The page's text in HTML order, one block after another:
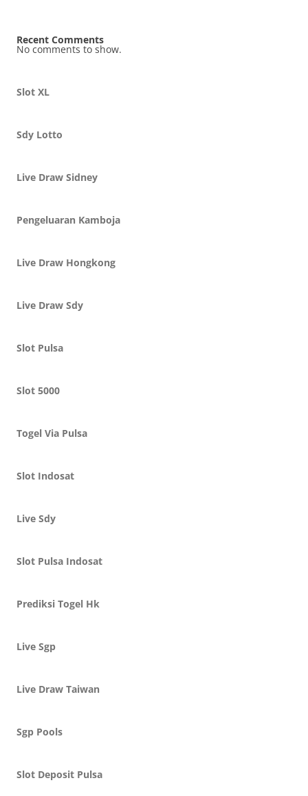
Recent Comments
No comments to show.
Slot XL
Sdy Lotto
Live Draw Sidney
Pengeluaran Kamboja
Live Draw Hongkong
Live Draw Sdy
Slot Pulsa
Slot 5000
Togel Via Pulsa
Slot Indosat
Live Sdy
Slot Pulsa Indosat
Prediksi Togel Hk
Live Sgp
Live Draw Taiwan
Sgp Pools
Slot Deposit Pulsa